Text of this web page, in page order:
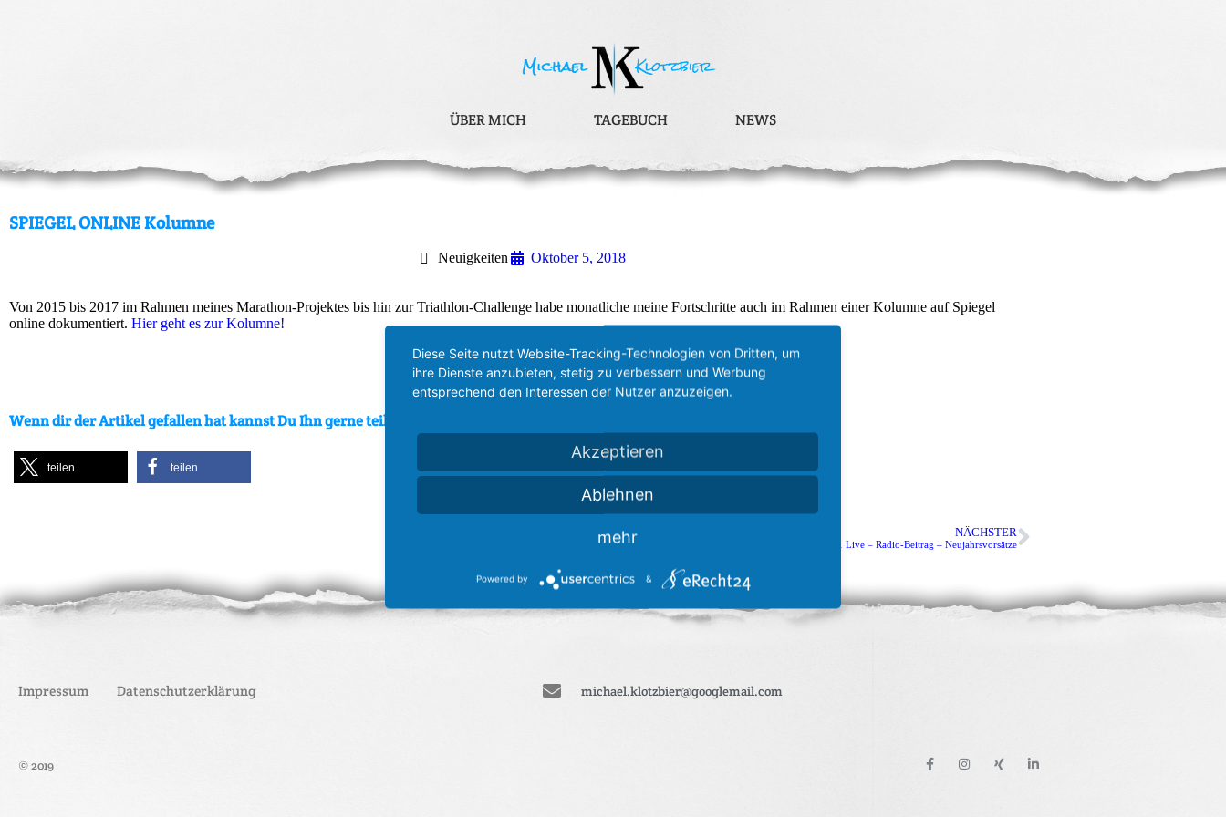
ÜBER MICH TAGEBUCH NEWS
SPIEGEL ONLINE Kolumne
Neuigkeiten Oktober 5, 2018
Von 2015 bis 2017 im Rahmen meines Marathon-Projektes bis hin zur Triathlon-Challenge habe monatliche meine Fortschritte auch im Rahmen einer Kolumne auf Spiegel
online dokumentiert. Hier geht es zur Kolumne!
Wenn dir der Artikel gefallen hat kannst Du Ihn gerne teilen:
teilen teilen
NÄCHSTER
1 Live – Radio-Beitrag – Neujahrsvorsätze
Impressum Datenschutzerklärung michael.klotzbier@googlemail.com
© 2019
Diese Seite nutzt Website-Tracking-Technologien von Dritten, um
ihre Dienste anzubieten, stetig zu verbessern und Werbung
entsprechend den Interessen der Nutzer anzuzeigen.
Akzeptieren
Ablehnen
mehr
Powered by &